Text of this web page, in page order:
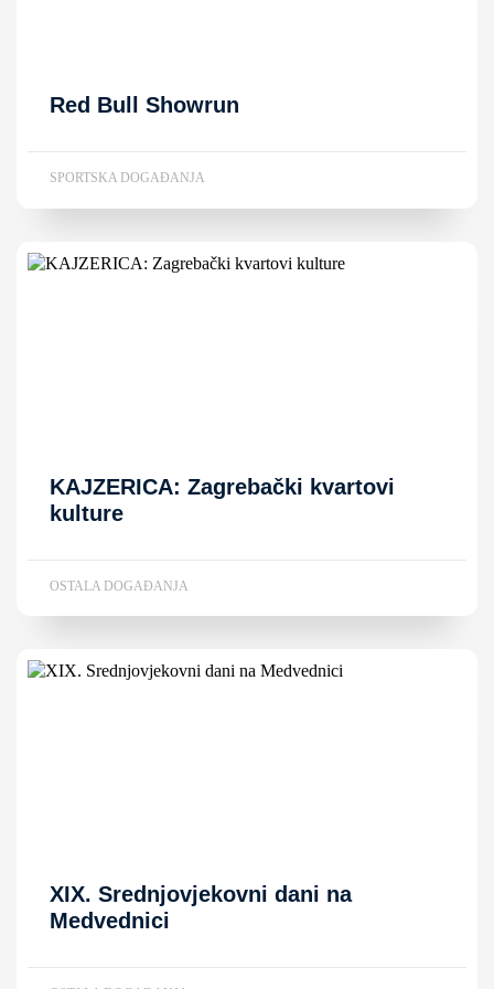
Red Bull Showrun
SPORTSKA DOGAĐANJA
KAJZERICA: Zagrebački kvartovi
kulture
OSTALA DOGAĐANJA
XIX. Srednjovjekovni dani na
Medvednici